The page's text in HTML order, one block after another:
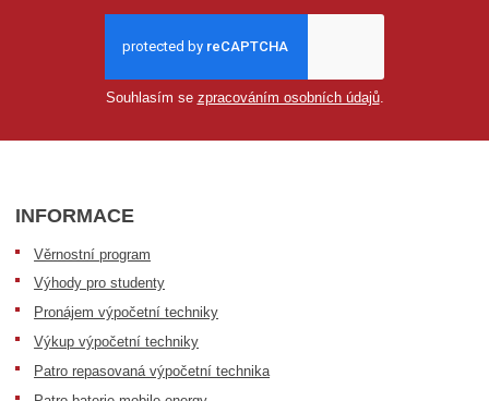
Souhlasím se zpracováním osobních údajů.
INFORMACE
Věrnostní program
Výhody pro studenty
Pronájem výpočetní techniky
Výkup výpočetní techniky
Patro repasovaná výpočetní technika